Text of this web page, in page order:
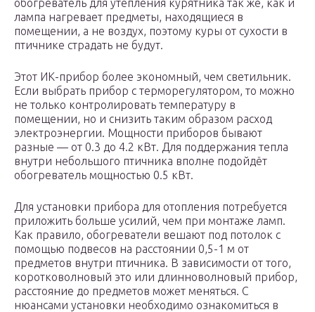
обогреватель для утепления курятника так же, как и
лампа нагревает предметы, находящиеся в
помещении, а не воздух, поэтому куры от сухости в
птичнике страдать не будут.
Этот ИК-прибор более экономный, чем светильник.
Если выбрать прибор с терморегулятором, то можно
не только контролировать температуру в
помещении, но и снизить таким образом расход
электроэнергии. Мощности приборов бывают
разные — от 0.3 до 4.2 кВт. Для поддержания тепла
внутри небольшого птичника вполне подойдёт
обогреватель мощностью 0.5 кВт.
Для установки прибора для отопления потребуется
приложить больше усилий, чем при монтаже ламп.
Как правило, обогреватели вешают под потолок с
помощью подвесов на расстоянии 0,5-1 м от
предметов внутри птичника. В зависимости от того,
коротковолновый это или длинноволновый прибор,
расстояние до предметов может меняться. С
нюансами установки необходимо ознакомиться в